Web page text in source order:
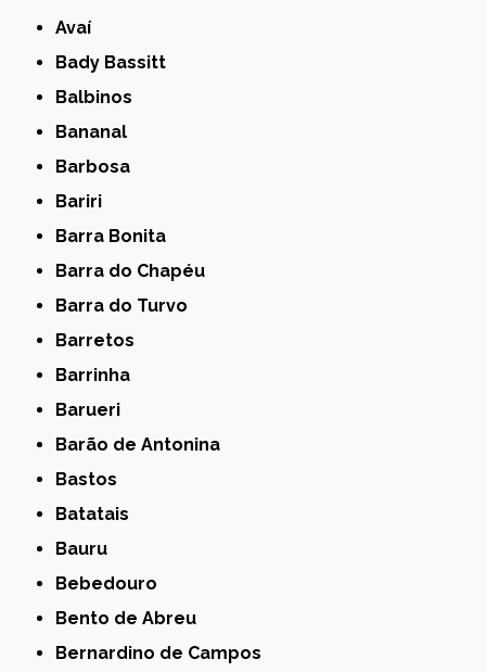
Avaí
Bady Bassitt
Balbinos
Bananal
Barbosa
Bariri
Barra Bonita
Barra do Chapéu
Barra do Turvo
Barretos
Barrinha
Barueri
Barão de Antonina
Bastos
Batatais
Bauru
Bebedouro
Bento de Abreu
Bernardino de Campos